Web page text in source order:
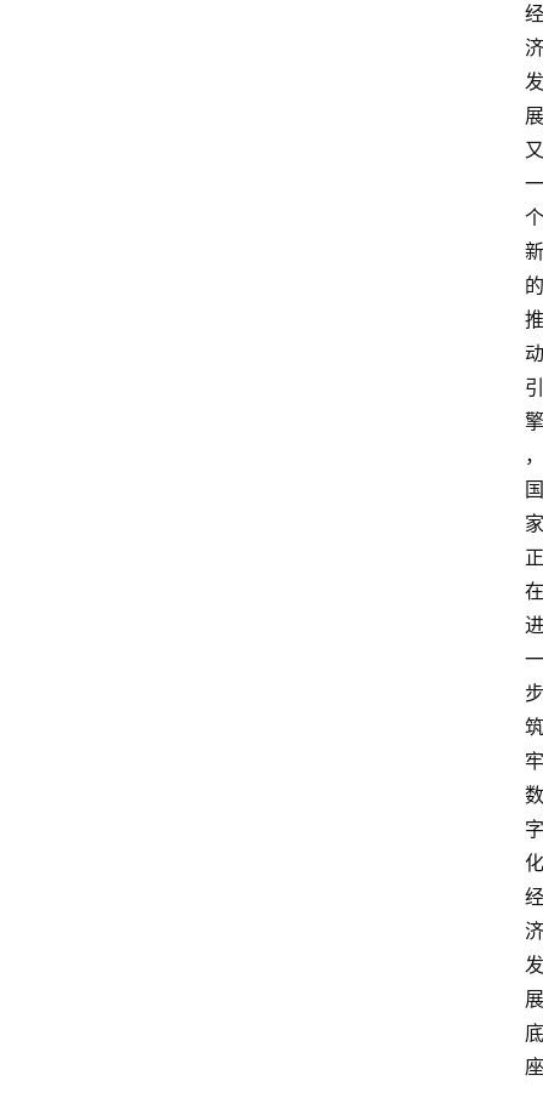
经
济
发
展
又
一
个
新
的
推
动
引
擎
，
国
家
正
在
进
一
步
筑
牢
数
字
化
经
济
发
展
底
座